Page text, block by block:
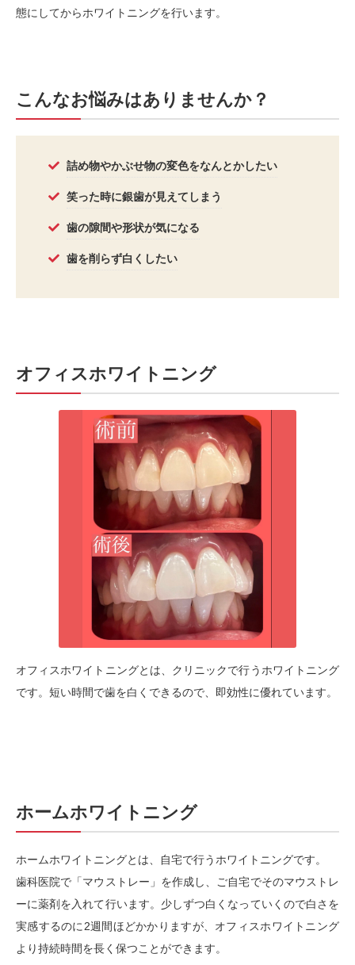
態にしてからホワイトニングを行います。
こんなお悩みはありませんか？
詰め物やかぶせ物の変色をなんとかしたい
笑った時に銀歯が見えてしまう
歯の隙間や形状が気になる
歯を削らず白くしたい
オフィスホワイトニング
オフィスホワイトニングとは、クリニックで行うホワイトニング
です。短い時間で歯を白くできるので、即効性に優れています。
ホームホワイトニング
ホームホワイトニングとは、自宅で行うホワイトニングです。
歯科医院で「マウストレー」を作成し、ご自宅でそのマウストレ
ーに薬剤を入れて行います。少しずつ白くなっていくので白さを
実感するのに2週間ほどかかりますが、オフィスホワイトニング
より持続時間を長く保つことができます。